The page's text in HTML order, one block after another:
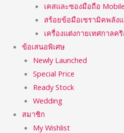
เคสและซองมือถือ
สร้อยข้อมือเซรามิคพลัง
เครื่องแต่งกายเทศกาลค
ข้อเสนอพิเศษ
Newly Launched
Special Price
Ready Stock
Wedding
สมาชิก
My Wishlist